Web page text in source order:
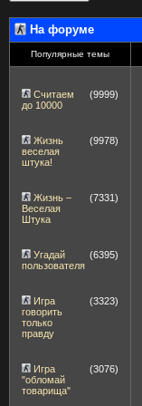
На форуме
Популярные темы
Считаем
до 10000
(9999)
Жизнь
веселая
штука!
(9978)
Жизнь –
Веселая
Штука
(7331)
Угадай
пользователя
(6395)
Игра
говорить
только
правду
(3323)
Игра
"обломай
товарища"
(3076)